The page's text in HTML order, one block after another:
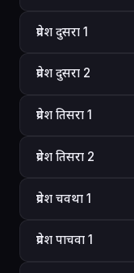
प्रवेश दुसरा 1
प्रवेश दुसरा 2
प्रवेश तिसरा 1
प्रवेश तिसरा 2
प्रवेश चवथा 1
प्रवेश पाचवा 1